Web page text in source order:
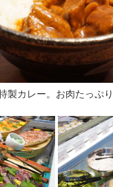
製カレー。お肉たっぷり